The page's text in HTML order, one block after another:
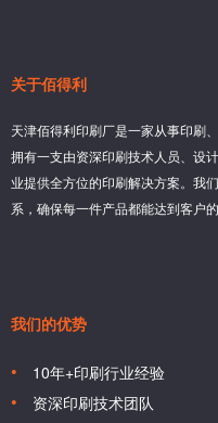
关于佰得利
天津佰得利印刷厂是一家从事印刷
拥有一支由资深印刷技术人员、设
业提供全方位的印刷解决方案。我
系，确保每一件产品都能达到客户的
我们的优势
10年+印刷行业经验
资深印刷技术团队